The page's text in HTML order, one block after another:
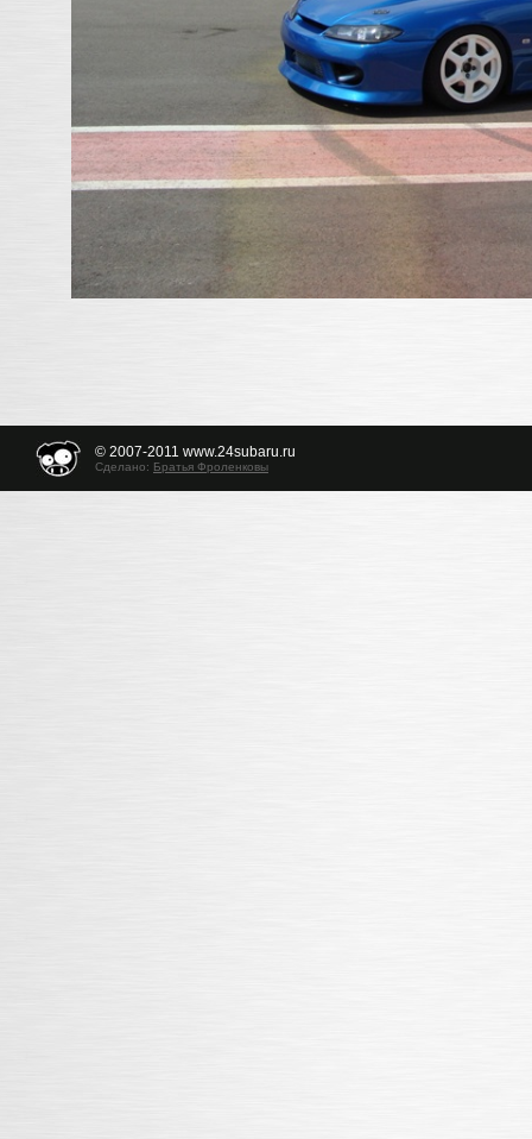
© 2007-2011 www.24subaru.ru
Сделано: Братья Фроленковы